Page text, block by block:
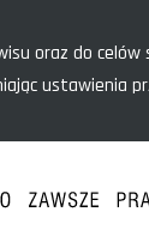
oraz do
ustawienia